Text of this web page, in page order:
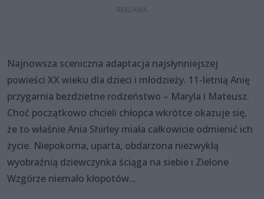
Najnowsza sceniczna adaptacja najsłynniejszej
powieści XX wieku dla dzieci i młodzieży. 11-letnią Anię
przygarnia bezdzietne rodzeństwo – Maryla i Mateusz.
Choć początkowo chcieli chłopca wkrótce okazuje się,
że to właśnie Ania Shirley miała całkowicie odmienić ich
życie. Niepokorna, uparta, obdarzona niezwykłą
wyobraźnią dziewczynka ściąga na siebie i Zielone
Wzgórze niemało kłopotów...